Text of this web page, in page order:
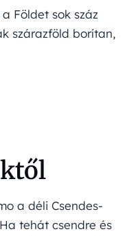
Földet sok száz
szárazföld borítan,
a déli Csendes-
tehát csendre és